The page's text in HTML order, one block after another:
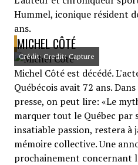
Hummel, iconique résident
ans.
MICHEL CÔTÉ
Crédit: Credit: Capture
Michel Côté est décédé.
Québécois avait 72 ans.
presse, on peut lire: «Le
marquer tout le Québec par
insatiable passion, restera à
mémoire collective. Une
prochainement concernant